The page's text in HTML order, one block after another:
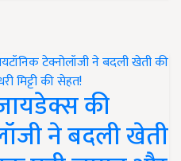
की
ने बदली खेती